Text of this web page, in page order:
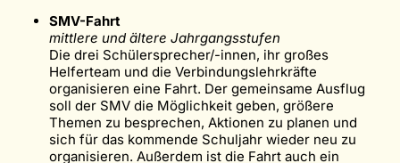
SMV-Fahrt
mittlere und ältere Jahrgangsstufen
Die drei Schülersprecher/-innen, ihr großes
Helferteam und die Verbindungslehrkräfte
organisieren eine Fahrt. Der gemeinsame Ausflug
soll der SMV die Möglichkeit geben, größere
Themen zu besprechen, Aktionen zu planen und
sich für das kommende Schuljahr wieder neu zu
organisieren. Außerdem ist die Fahrt auch ein